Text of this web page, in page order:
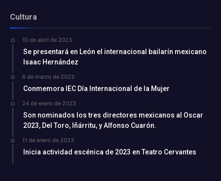
Cultura
10 de abril de 2023
Se presentará en León el internacional bailarín mexicano
Isaac Hernández
6 de marzo de 2023
Conmemora IEC Día Internacional de la Mujer
24 de enero de 2023
Son nominados los tres directores mexicanos al Oscar
2023, Del Toro, Iñárritu, y Alfonso Cuarón.
11 de enero de 2023
Inicia actividad escénica de 2023 en Teatro Cervantes